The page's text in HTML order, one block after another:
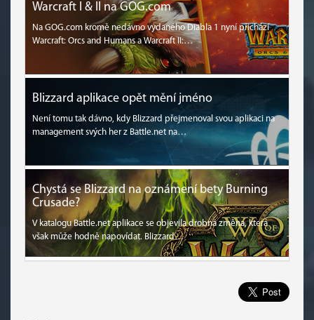
Warcraft I & II na GOG.com
Na GOG.com kromě nedávno vydaného Diabla 1 nyní přichází
Warcraft: Orcs and Humans a Warcraft II:…
Blizzard aplikace opět mění jméno
Není tomu tak dávno, kdy Blizzard přejmenoval svou aplikaci na
management svých her z Battle.net na…
Chystá se Blizzard na oznámení bety Burning
Crusade?
V katalogu Battle.net aplikace se objevila drobná změna, která
však může hodně napovídat. Blizzard…